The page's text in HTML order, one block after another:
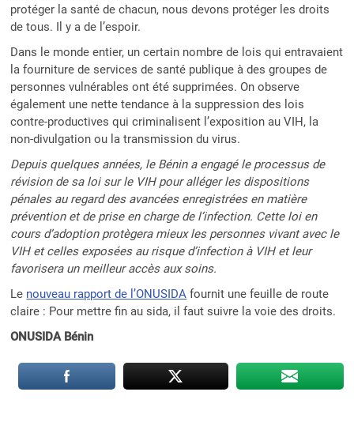
protéger la santé de chacun, nous devons protéger les droits
de tous. Il y a de l’espoir.
Dans le monde entier, un certain nombre de lois qui entravaient
la fourniture de services de santé publique à des groupes de
personnes vulnérables ont été supprimées. On observe
également une nette tendance à la suppression des lois
contre-productives qui criminalisent l’exposition au VIH, la
non-divulgation ou la transmission du virus.
Depuis quelques années, le Bénin a engagé le processus de
révision de sa loi sur le VIH pour alléger les dispositions
pénales au regard des avancées enregistrées en matière
prévention et de prise en charge de l’infection. Cette loi en
cours d’adoption protègera mieux les personnes vivant avec le
VIH et celles exposées au risque d’infection à VIH et leur
favorisera un meilleur accès aux soins.
Le nouveau rapport de l’ONUSIDA fournit une feuille de route
claire : Pour mettre fin au sida, il faut suivre la voie des droits.
ONUSIDA Bénin